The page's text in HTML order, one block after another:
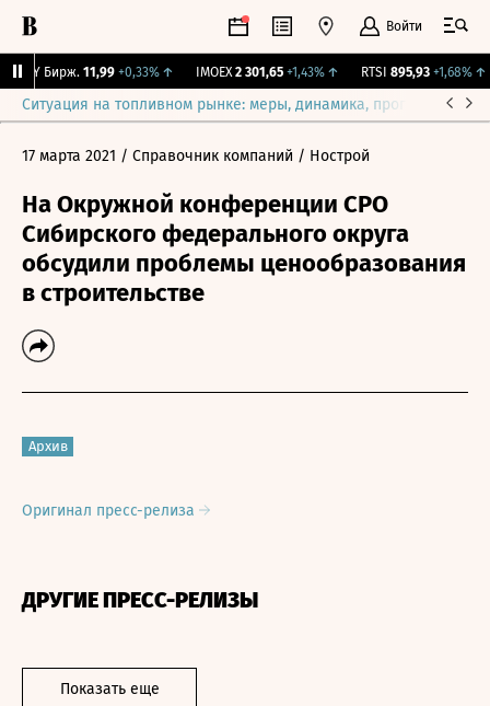
Войти
CNY Бирж. 11,99 +0,33%↑ IMOEX 2 301,65 +1,43%↑ RTSI 895,93 +1,68%↑
Ситуация на топливном рынке: меры, динамика, прогнозы
17 марта 2021 / Справочник компаний / Нострой
На Окружной конференции СРО
Сибирского федерального округа
обсудили проблемы ценообразования
в строительстве
Архив
Оригинал пресс-релиза
ДРУГИЕ ПРЕСС-РЕЛИЗЫ
Показать еще